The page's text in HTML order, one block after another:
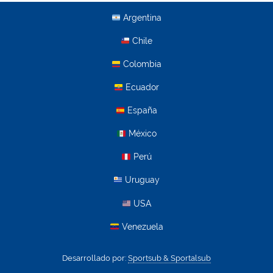
Argentina
Chile
Colombia
Ecuador
España
México
Perú
Uruguay
USA
Venezuela
Desarrollado por: Sportsub & Sportalsub